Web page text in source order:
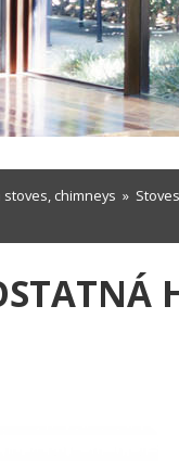
chimneys » Stoves